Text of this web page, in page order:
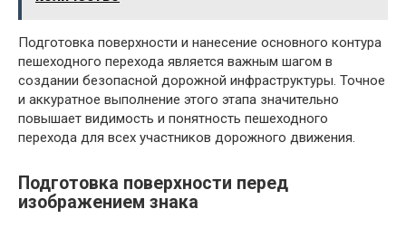
Подготовка поверхности и нанесение основного контура
пешеходного перехода является важным шагом в
создании безопасной дорожной инфраструктуры. Точное
и аккуратное выполнение этого этапа значительно
повышает видимость и понятность пешеходного
перехода для всех участников дорожного движения.
Подготовка поверхности перед
изображением знака